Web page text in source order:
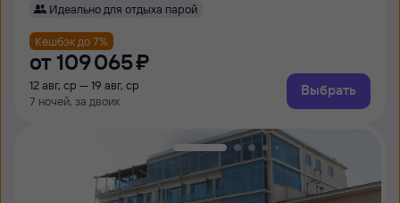
Идеально для отдыха парой
Кешбэк до 7%
от 109 ⁠065 ⁠₽
12 авг, ср — 19 авг, ср
7 ночей, за двоих
Выбрать